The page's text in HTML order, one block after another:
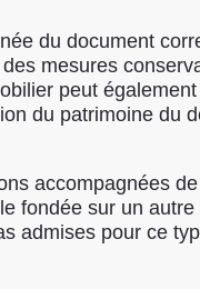
du document
mesures
peut
du patrimoine du
accompagnées
fondée sur un
admises pour ce